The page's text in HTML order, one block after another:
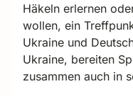
Häkeln erlernen
wollen, ein
Ukraine und
Ukraine, bereiten
zusammen auch in